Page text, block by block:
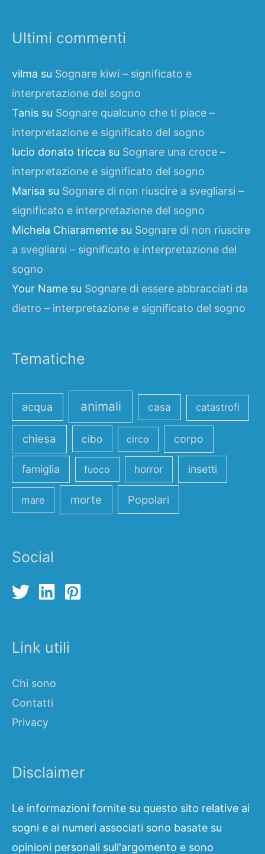
Ultimi commenti
vilma su Sognare kiwi – significato e
interpretazione del sogno
Tanis su Sognare qualcuno che ti piace –
interpretazione e significato del sogno
lucio donato tricca su Sognare una croce –
interpretazione e significato del sogno
Marisa su Sognare di non riuscire a svegliarsi –
significato e interpretazione del sogno
Michela Chiaramente su Sognare di non riuscire
a svegliarsi – significato e interpretazione del
sogno
Your Name su Sognare di essere abbracciati da
dietro – interpretazione e significato del sogno
Tematiche
acqua animali casa catastrofi
chiesa cibo circo corpo
famiglia fuoco horror insetti
mare morte Popolari
Social
Link utili
Chi sono
Contatti
Privacy
Disclaimer
Le informazioni fornite su questo sito relative ai
sogni e ai numeri associati sono basate su
opinioni personali sull'argomento e sono